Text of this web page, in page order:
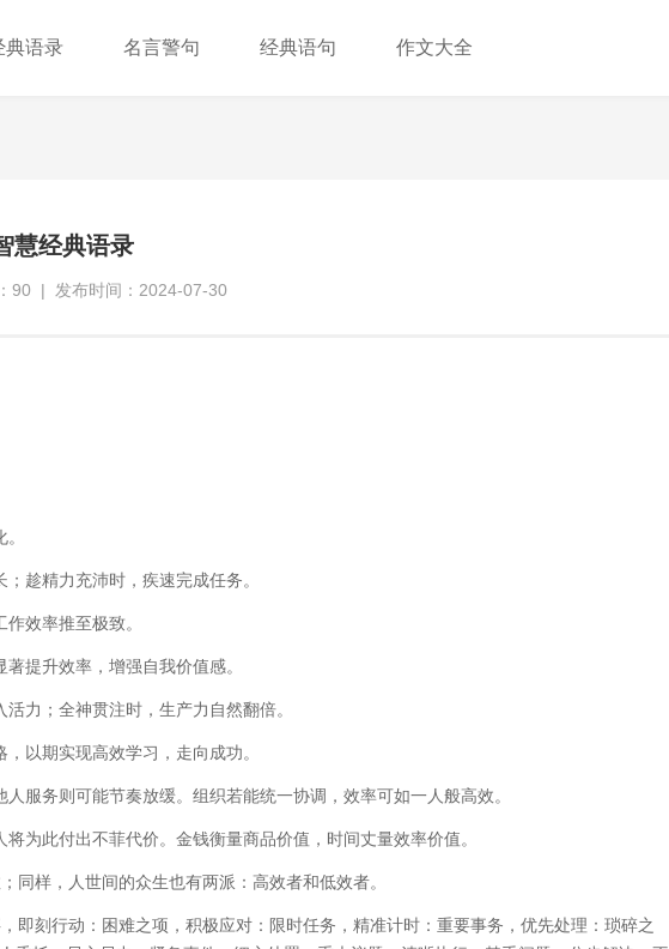
典语录 名言警句 经典语句 作文大全
慧经典语录
90 | 发布时间：2024-07-30
趁精力充沛时，疾速完成任务。
效率推至极致。
提升效率，增强自我价值感。
力；全神贯注时，生产力自然翻倍。
以期实现高效学习，走向成功。
服务则可能节奏放缓。组织若能统一协调，效率可如一人般高效。
为此付出不菲代价。金钱衡量商品价值，时间丈量效率价值。
同样，人世间的众生也有两派：高效者和低效者。
即刻行动：困难之项，积极应对：限时任务，精准计时：重要事务，优先处理：琐碎之